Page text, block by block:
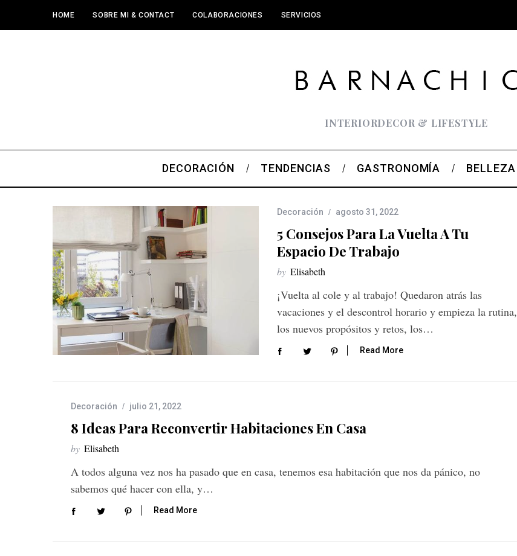
HOME SOBRE MI & CONTACT COLABORACIONES SERVICIOS
INTERIORDECOR & LIFESTYLE
DECORACIÓN TENDENCIAS GASTRONOMÍA BELLEZA
Decoración agosto 31, 2022
5 Consejos Para La Vuelta A Tu
Espacio De Trabajo
by Elisabeth
¡Vuelta al cole y al trabajo! Quedaron atrás las
vacaciones y el descontrol horario y empieza la rutina,
los nuevos propósitos y retos, los…
Read More
Decoración julio 21, 2022
8 Ideas Para Reconvertir Habitaciones En Casa
by Elisabeth
A todos alguna vez nos ha pasado que en casa, tenemos esa habitación que nos da pánico, no
sabemos qué hacer con ella, y…
Read More